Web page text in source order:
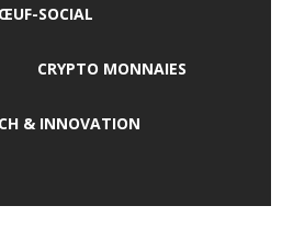
SOCIAL
CRYPTO MONNAIES
& INNOVATION